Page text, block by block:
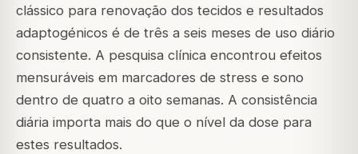
clássico para renovação dos tecidos e resultados
adaptogénicos é de três a seis meses de uso diário
consistente. A pesquisa clínica encontrou efeitos
mensuráveis em marcadores de stress e sono
dentro de quatro a oito semanas. A consistência
diária importa mais do que o nível da dose para
estes resultados.